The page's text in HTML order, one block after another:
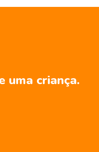
uma criança.